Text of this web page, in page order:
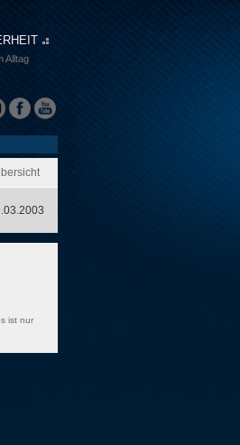
Alltag
ist nur